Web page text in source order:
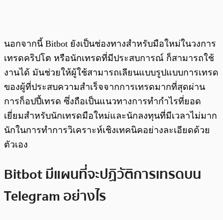
นอกจากนี้ Bitbot ยังเป็นช่องทางสำหรับมือใหม่ในวงการ
เทรดคริปโต หรือนักเทรดที่มีประสบการณ์ ก็สามารถใช้
งานได้ มันช่วยให้ผู้ใช้สามารถเลียนแบบรูปแบบการเทรด
ของผู้ที่ประสบความสำเร็จจากการเทรดมากที่สุดผ่าน
การก็อปปี้เทรด ซึ่งถือเป็นแนวทางการทำกำไรที่ยอด
เยี่ยมสำหรับนักเทรดมือใหม่และนักลงทุนที่มีเวลาไม่มาก
นักในการทำการวิเคราะห์เชิงเทคนิคอย่างละเอียดด้วย
ตัวเอง
Bitbot มีแผนที่จะปฏิวัติการเทรดบน
Telegram อย่างไร